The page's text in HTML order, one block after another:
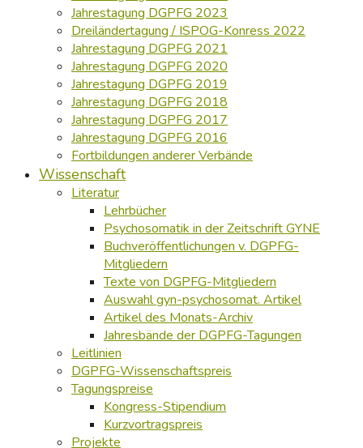
Jahrestagung DGPFG 2023
Dreiländertagung / ISPOG-Konress 2022
Jahrestagung DGPFG 2021
Jahrestagung DGPFG 2020
Jahrestagung DGPFG 2019
Jahrestagung DGPFG 2018
Jahrestagung DGPFG 2017
Jahrestagung DGPFG 2016
Fortbildungen anderer Verbände
Wissenschaft
Literatur
Lehrbücher
Psychosomatik in der Zeitschrift GYNE
Buchveröffentlichungen v. DGPFG-
Mitgliedern
Texte von DGPFG-Mitgliedern
Auswahl gyn-psychosomat. Artikel
Artikel des Monats-Archiv
Jahresbände der DGPFG-Tagungen
Leitlinien
DGPFG-Wissenschaftspreis
Tagungspreise
Kongress-Stipendium
Kurzvortragspreis
Projekte